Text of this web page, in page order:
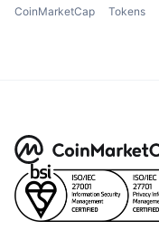
CoinMarketCap Tokens